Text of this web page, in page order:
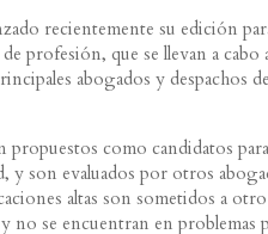
recientemente su edición
profesión, que se llevan a cabo
abogados y despachos
propuestos como candidatos
son evaluados por otros
altas son sometidos a
no se encuentran en problemas